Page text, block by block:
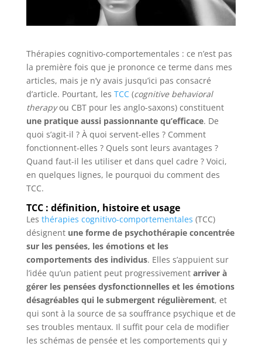
Thérapies cognitivo-comportementales : ce n’est pas
la première fois que je prononce ce terme dans mes
articles, mais je n’y avais jusqu’ici pas consacré
d’article. Pourtant, les TCC(cognitive behavioral
therapyou CBT pour les anglo-saxons) constituent
une pratique aussi passionnante qu’efficace. De
quoi s’agit-il ? À quoi servent-elles ? Comment
fonctionnent-elles ? Quels sont leurs avantages ?
Quand faut-il les utiliser et dans quel cadre ? Voici,
en quelques lignes, le pourquoi du comment des
TCC.
TCC : définition, histoire et usage
Les thérapies cognitivo-comportementales (TCC)
désignent une forme de psychothérapie concentrée
sur les pensées, les émotions et les
comportements des individus. Elles s’appuient sur
l’idée qu’un patient peut progressivement arriver à
gérer les pensées dysfonctionnelles et les émotions
désagréables qui le submergent régulièrement, et
qui sont à la source de sa souffrance psychique et de
ses troubles mentaux. Il suffit pour cela de modifier
les schémas de pensée et les comportements qui y